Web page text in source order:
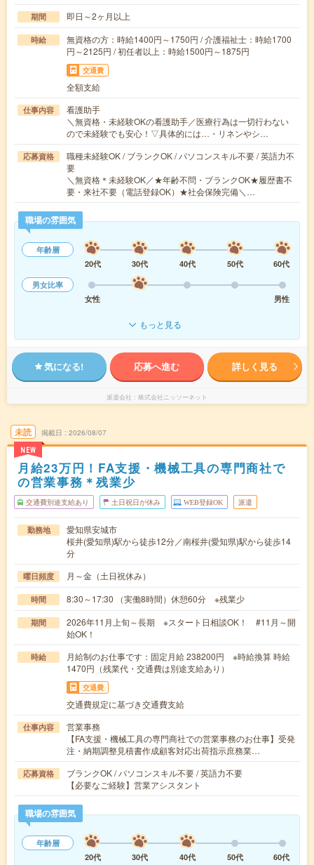
期間 即日～2ヶ月以上
時給
無資格の方：時給1400円～1750円 / 介護福祉士：時給1700
円～2125円 / 初任者以上：時給1500円～1875円
交通費
全額支給
仕事内容
看護助手
＼無資格・未経験OKの看護助手／医療行為は一切行わない
ので未経験でも安心！▽具体的には…・リネンやシ…
応募資格
職種未経験OK / ブランクOK / パソコンスキル不要 / 英語力不
要
＼無資格＊未経験OK／★年齢不問・ブランクOK★履歴書不
要・来社不要（電話登録OK）★社会保険完備＼…
職場の雰囲気
年齢層
20代
30代 40代 50代
60代
男女比率
女性
男性
もっと見る
気になる! 応募へ進む 詳しく見る
派遣会社 株式会社ニッソーネット
未読
NEW
掲載日 2026/08/07
月給23万円！FA支援・機械工具の専門商社で
の営業事務＊残業少
交通費別途支給あり 土日祝日が休み WEB登録OK 派遣
勤務地
愛知県安城市
桜井(愛知県)駅から徒歩12分／南桜井(愛知県)駅から徒歩14
分
曜日頻度 月～金（土日祝休み）
時間 8:30～17:30 （実働8時間）休憩60分 ※残業少
期間
2026年11月上旬～長期 ※スタート日相談OK！ #11月～開
始OK！
時給
月給制のお仕事です：固定月給 238200円 ※時給換算 時給
1470円（残業代・交通費は別途支給あり）
交通費
交通費規定に基づき交通費支給
仕事内容
営業事務
【FA支援・機械工具の専門商社での営業事務のお仕事】受発
注・納期調整見積書作成顧客対応出荷指示庶務業…
応募資格
ブランクOK / パソコンスキル不要 / 英語力不要
【必要なご経験】営業アシスタント
職場の雰囲気
年齢層
20代
30代 40代 50代 60代